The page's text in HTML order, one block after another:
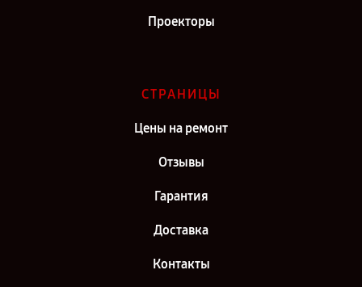
Проекторы
СТРАНИЦЫ
Цены на ремонт
Отзывы
Гарантия
Доставка
Контакты